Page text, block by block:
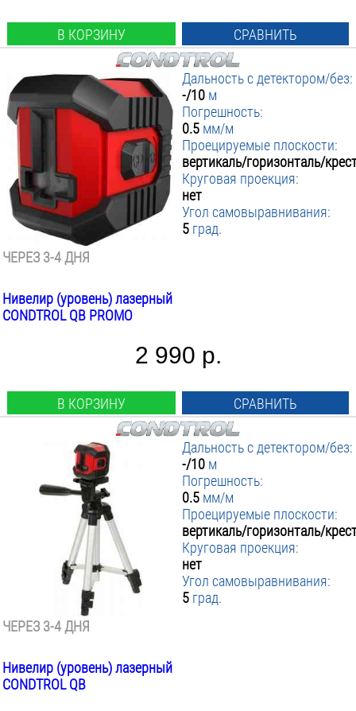
В КОРЗИНУ СРАВНИТЬ
Дальность с детектором/без:
-/10 м
Погрешность:
0.5 мм/м
Проецируемые плоскости:
вертикаль/горизонталь/
Круговая проекция:
нет
Угол самовыравнивания:
5 град.
ЧЕРЕЗ 3-4 ДНЯ
Нивелир (уровень) лазерный
CONDTROL QB PROMO
2 990 р.
В КОРЗИНУ СРАВНИТЬ
Дальность с детектором/без:
-/10 м
Погрешность:
0.5 мм/м
Проецируемые плоскости:
вертикаль/горизонталь/
Круговая проекция:
нет
Угол самовыравнивания:
5 град.
ЧЕРЕЗ 3-4 ДНЯ
Нивелир (уровень) лазерный
CONDTROL QB